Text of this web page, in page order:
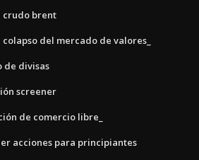
crudo brent
del mercado de valores_
de divisas
screener
de comercio libre_
acciones para principiantes